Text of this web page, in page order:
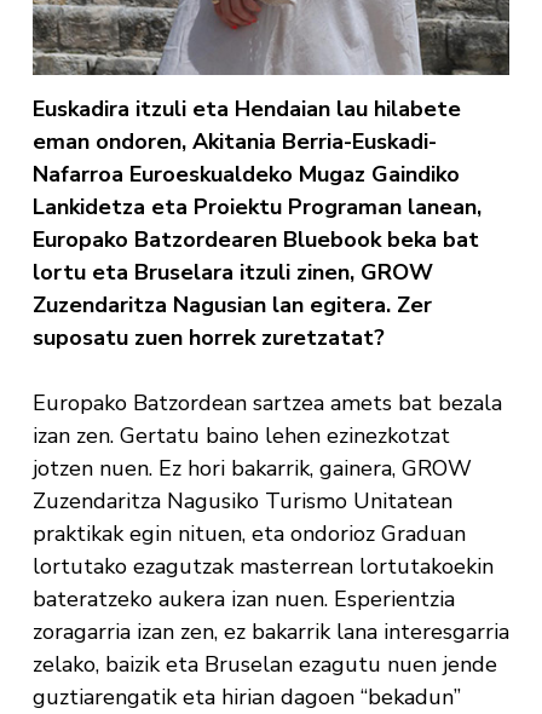
Euskadira itzuli eta Hendaian lau hilabete
eman ondoren, Akitania Berria-Euskadi-
Nafarroa Euroeskualdeko Mugaz Gaindiko
Lankidetza eta Proiektu Programan lanean,
Europako Batzordearen Bluebook beka bat
lortu eta Bruselara itzuli zinen, GROW
Zuzendaritza Nagusian lan egitera. Zer
suposatu zuen horrek zuretzatat?
Europako Batzordean sartzea amets bat bezala
izan zen. Gertatu baino lehen ezinezkotzat
jotzen nuen. Ez hori bakarrik, gainera, GROW
Zuzendaritza Nagusiko Turismo Unitatean
praktikak egin nituen, eta ondorioz Graduan
lortutako ezagutzak masterrean lortutakoekin
bateratzeko aukera izan nuen. Esperientzia
zoragarria izan zen, ez bakarrik lana interesgarria
zelako, baizik eta Bruselan ezagutu nuen jende
guztiarengatik eta hirian dagoen “bekadun”